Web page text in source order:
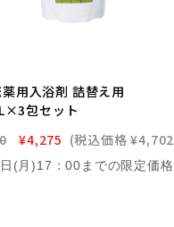
用入浴剤 詰替え用
包セット
¥4,275 (税込価格 ¥4,702
(月)17：00までの限定価格